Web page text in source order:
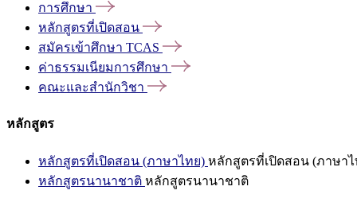
การศึกษา
หลักสูตรที่เปิดสอน
สมัครเข้าศึกษา TCAS
ค่าธรรมเนียมการศึกษา
คณะและสำนักวิชา
หลักสูตร
หลักสูตรที่เปิดสอน (ภาษาไทย) หลักสูตรที่เปิดสอน (ภาษาไ
หลักสูตรนานาชาติ หลักสูตรนานาชาติ